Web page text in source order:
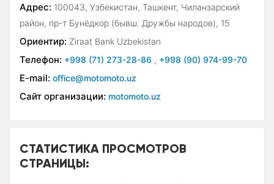
Адрес: 100043, Узбекистан, Ташкент, Чиланзарский
район, пр-т Бунёдкор (бывш. Дружбы народов), 15
Ориентир: Ziraat Bank Uzbekistan
Телефон: +998 (71) 273-28-86 , +998 (90) 974-99-70
E-mail: office@motomoto.uz
Сайт организации: motomoto.uz
СТАТИСТИКА ПРОСМОТРОВ
СТРАНИЦЫ: